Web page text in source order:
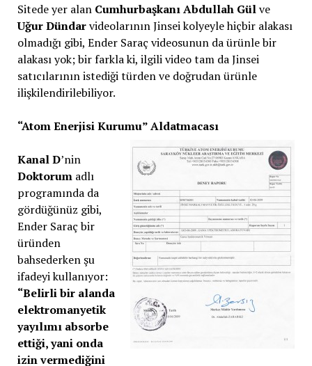
Sitede yer alan Cumhurbaşkanı Abdullah Gülve
Uğur Dündarvideolarının Jinsei kolyeyle hiçbir alakası
olmadığı gibi, Ender Saraç videosunun da ürünle bir
alakası yok; bir farkla ki, ilgili video tam da Jinsei
satıcılarının istediği türden ve doğrudan ürünle
ilişkilendirilebiliyor.
“Atom Enerjisi Kurumu” Aldatmacası
Kanal D’nin
Doktorumadlı
programında da
gördüğünüz gibi,
Ender Saraç bir
üründen
bahsederken şu
ifadeyi kullanıyor:
“Belirli bir alanda
elektromanyetik
yayılımı absorbe
ettiği, yani onda
izin vermediğini